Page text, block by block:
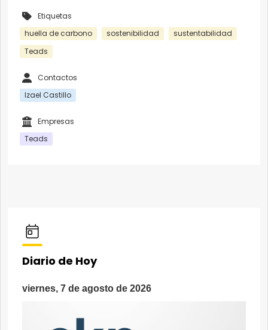
Etiquetas
huella de carbono
sostenibilidad
sustentabilidad
Teads
Contactos
Izael Castillo
Empresas
Teads
Diario de Hoy
viernes, 7 de agosto de 2026